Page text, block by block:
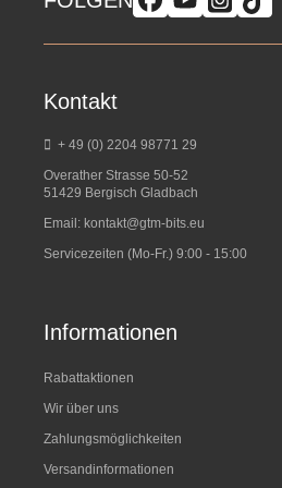
Kontakt
+ 49 (0) 2204 98771 29
Overather Strasse 50-52
51429 Bergisch Gladbach
Email: kontakt@gtm-bits.eu
Servicezeiten (Mo-Fr.) 9:00 - 15:00
Informationen
Rabattaktionen
Wir über uns
Zahlungsmöglichkeiten
Versandinformationen